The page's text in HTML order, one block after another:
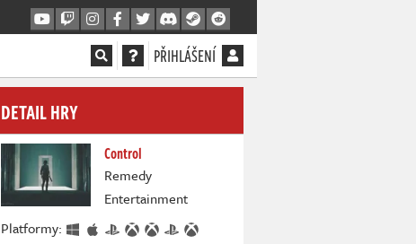
PŘIHLÁŠENÍ
DETAIL HRY
Control
Remedy
Entertainment
Platformy: